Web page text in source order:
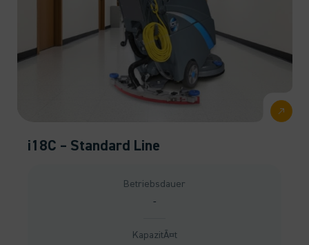
i18C – Standard Line
Betriebsdauer
-
KapazitÃ¤t